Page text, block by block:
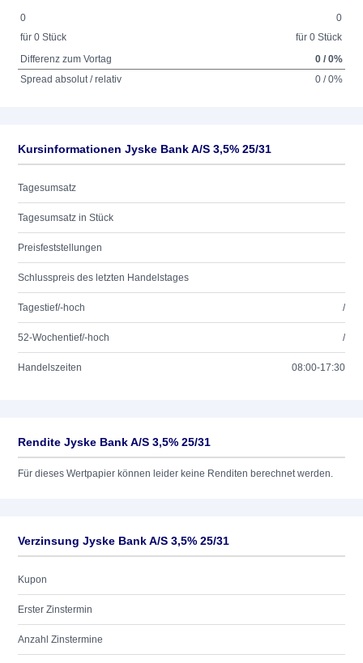
0
für 0 Stück
0
für 0 Stück
Differenz zum Vortag
0 / 0%
Spread absolut / relativ
0 / 0%
Kursinformationen Jyske Bank A/S 3,5% 25/31
Tagesumsatz
Tagesumsatz in Stück
Preisfeststellungen
Schlusspreis des letzten Handelstages
Tagestief/-hoch /
52-Wochentief/-hoch /
Handelszeiten 08:00-17:30
Rendite Jyske Bank A/S 3,5% 25/31
Für dieses Wertpapier können leider keine Renditen berechnet werden.
Verzinsung Jyske Bank A/S 3,5% 25/31
Kupon
Erster Zinstermin
Anzahl Zinstermine